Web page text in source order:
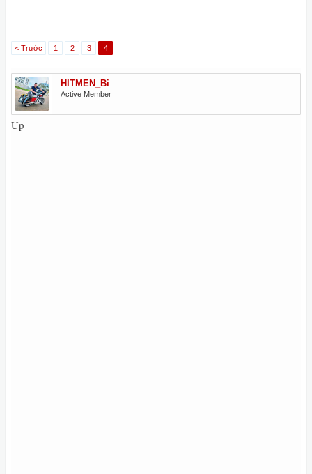
< Trước 1 2 3 4
HITMEN_Bi
Active Member
Up